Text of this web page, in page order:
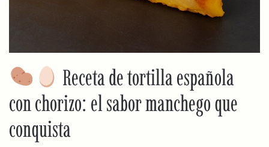
Receta de tortilla española
con chorizo: el sabor manchego que
conquista